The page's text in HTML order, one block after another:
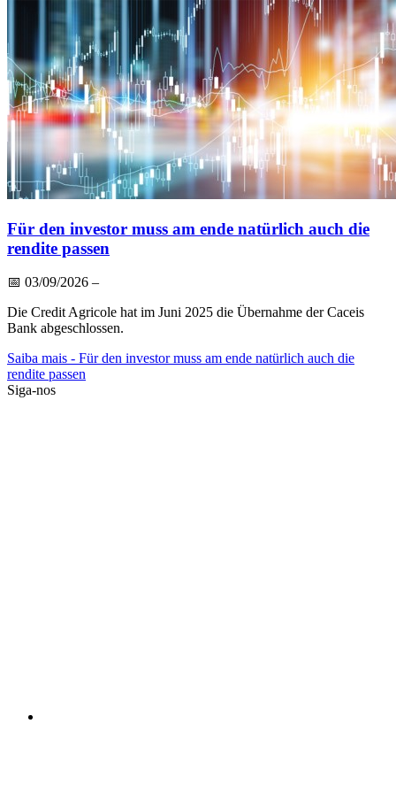
Für den investor muss am ende natürlich auch die
rendite passen
📅 03/09/2026 –
Die Credit Agricole hat im Juni 2025 die Übernahme der Caceis
Bank abgeschlossen.
Saiba mais - Für den investor muss am ende natürlich auch die
rendite passen
Siga-nos